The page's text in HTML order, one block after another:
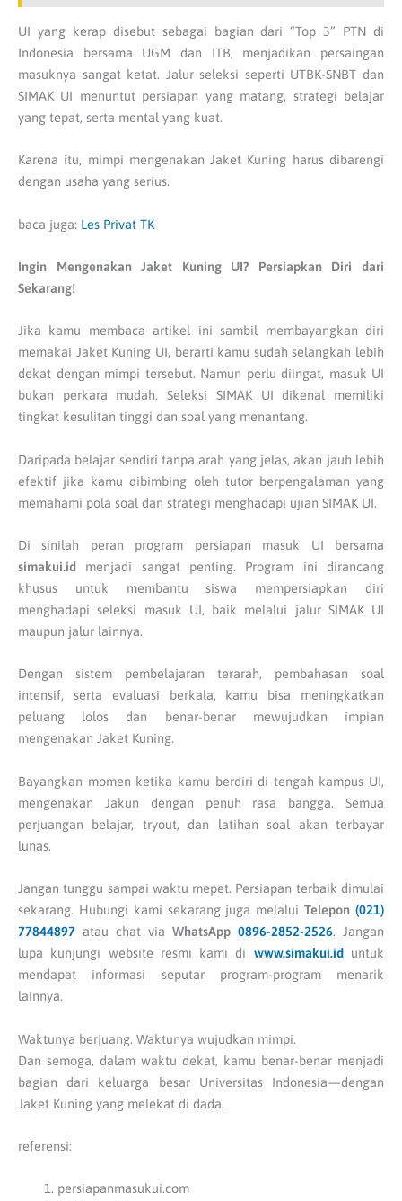
UI yang kerap disebut sebagai bagian dari “Top 3” PTN di
Indonesia bersama UGM dan ITB, menjadikan persaingan
masuknya sangat ketat. Jalur seleksi seperti UTBK-SNBT dan
SIMAK UI menuntut persiapan yang matang, strategi belajar
yang tepat, serta mental yang kuat.
Karena itu, mimpi mengenakan Jaket Kuning harus dibarengi
dengan usaha yang serius.
baca juga: Les Privat TK
Ingin Mengenakan Jaket Kuning UI? Persiapkan Diri dari
Sekarang!
Jika kamu membaca artikel ini sambil membayangkan diri
memakai Jaket Kuning UI, berarti kamu sudah selangkah lebih
dekat dengan mimpi tersebut. Namun perlu diingat, masuk UI
bukan perkara mudah. Seleksi SIMAK UI dikenal memiliki
tingkat kesulitan tinggi dan soal yang menantang.
Daripada belajar sendiri tanpa arah yang jelas, akan jauh lebih
efektif jika kamu dibimbing oleh tutor berpengalaman yang
memahami pola soal dan strategi menghadapi ujian SIMAK UI.
Di sinilah peran program persiapan masuk UI bersama
simakui.id menjadi sangat penting. Program ini dirancang
khusus untuk membantu siswa mempersiapkan diri
menghadapi seleksi masuk UI, baik melalui jalur SIMAK UI
maupun jalur lainnya.
Dengan sistem pembelajaran terarah, pembahasan soal
intensif, serta evaluasi berkala, kamu bisa meningkatkan
peluang lolos dan benar-benar mewujudkan impian
mengenakan Jaket Kuning.
Bayangkan momen ketika kamu berdiri di tengah kampus UI,
mengenakan Jakun dengan penuh rasa bangga. Semua
perjuangan belajar, tryout, dan latihan soal akan terbayar
lunas.
Jangan tunggu sampai waktu mepet. Persiapan terbaik dimulai
sekarang. Hubungi kami sekarang juga melaluiTelepon (021)
77844897 atau chat via WhatsApp 0896-2852-2526. Jangan
lupa kunjungi website resmi kami di www.simakui.iduntuk
mendapat informasi seputar program-program menarik
lainnya.
Waktunya berjuang. Waktunya wujudkan mimpi.
Dan semoga, dalam waktu dekat, kamu benar-benar menjadi
bagian dari keluarga besar Universitas Indonesia—dengan
Jaket Kuning yang melekat di dada.
referensi:
persiapanmasukui.com